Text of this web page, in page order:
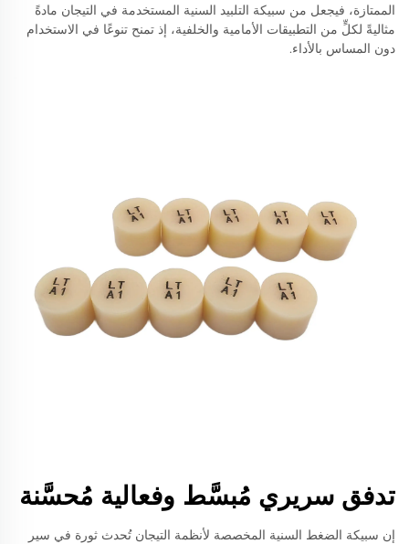
الممتازة، فيجعل من سبيكة التلبيد السنية المستخدمة في التيجان مادةً
مثاليةً لكلٍّ من التطبيقات الأمامية والخلفية، إذ تمنح تنوعًا في الاستخدام
دون المساس بالأداء.
تدفق سريري مُبسَّط وفعالية مُحسَّنة
إن سبيكة الضغط السنية المخصصة لأنظمة التيجان تُحدث ثورة في سير